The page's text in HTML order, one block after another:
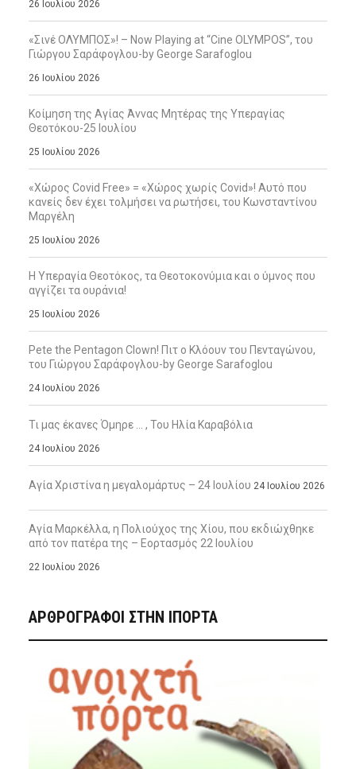
26 Ιουλίου 2026
«Σινέ ΟΛΥΜΠΟΣ»! – Now Playing at “Cine OLYMPOS”, του
Γιώργου Σαράφογλου-by George Sarafoglou
26 Ιουλίου 2026
Κοίμηση της Αγίας Άννας Μητέρας της Υπεραγίας
Θεοτόκου-25 Ιουλίου
25 Ιουλίου 2026
«Χώρος Covid Free» = «Χώρος χωρίς Covid»! Αυτό που
κανείς δεν έχει τολμήσει να ρωτήσει, του Κωνσταντίνου
Μαργέλη
25 Ιουλίου 2026
Η Υπεραγία Θεοτόκος, τα Θεοτοκονύμια και ο ύμνος που
αγγίζει τα ουράνια!
25 Ιουλίου 2026
Pete the Pentagon Clown! Πιτ ο Κλόουν του Πενταγώνου,
του Γιώργου Σαράφογλου-by George Sarafoglou
24 Ιουλίου 2026
Τι μας έκανες Όμηρε … , Του Ηλία Καραβόλια
24 Ιουλίου 2026
Αγία Χριστίνα η μεγαλομάρτυς – 24 Ιουλίου 24 Ιουλίου 2026
Αγία Μαρκέλλα, η Πολιούχος της Χίου, που εκδιώχθηκε
από τον πατέρα της – Εορτασμός 22 Ιουλίου
22 Ιουλίου 2026
ΑΡΘΡΟΓΡΑΦΟΙ ΣΤΗΝ IΠΟΡΤΑ